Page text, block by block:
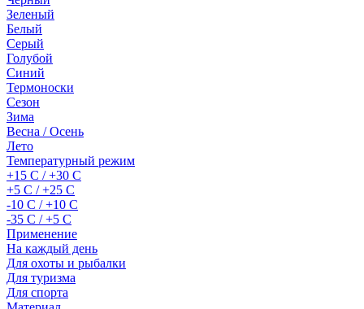
Зеленый
Белый
Серый
Голубой
Синий
Термоноски
Сезон
Зима
Весна / Осень
Лето
Температурный режим
+15 С / +30 С
+5 С / +25 С
-10 С / +10 С
-35 С / +5 С
Применение
На каждый день
Для охоты и рыбалки
Для туризма
Для спорта